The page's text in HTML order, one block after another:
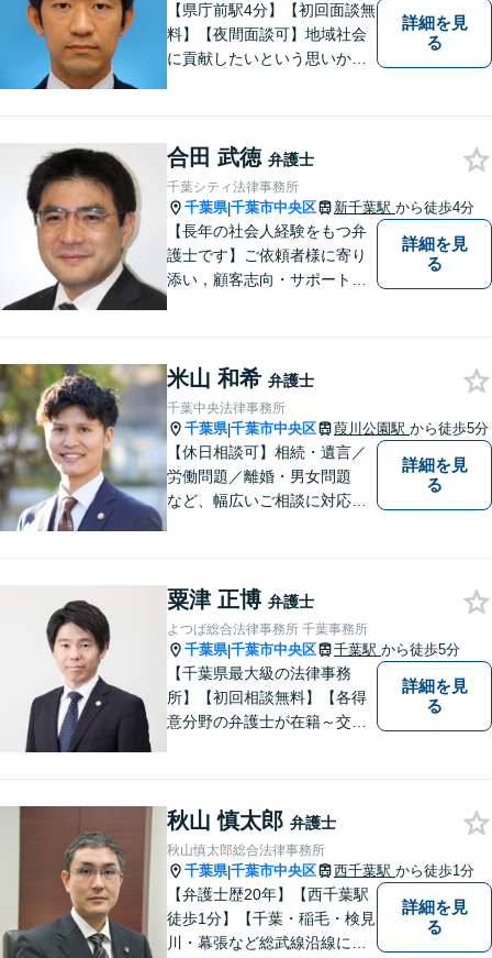
【県庁前駅4分】【初回面談無
料】【夜間面談可】地域社会
に貢献したいという思いか
ラブルから取引・契約上の紛
争、交通事故や刑事事件の支
援まで、多様なご相談を承っ
ております。
詳細を見
る
合田 武徳 弁護士
千葉シティ法律事務所
千葉県|千葉市中央区 新千葉駅 から徒歩4分
【長年の社会人経験をもつ弁
護士です】ご依頼者様に寄り
添い，顧客志向・サポート精
応】ご相談者様の精神的負担
を軽減することも重視してい
る弁護士です。【千葉駅徒歩
７分】
詳細を見
る
米山 和希 弁護士
千葉中央法律事務所
千葉県|千葉市中央区 葭川公園駅 から徒歩5分
【休日相談可】相続・遺言／
労働問題／離婚・男女問題
など、幅広いご相談に対応。
な内容の紛争も、事務所一丸
となり解決までサポート【葭
川公園駅5分】
詳細を見
る
粟津 正博 弁護士
よつば総合法律事務所 千葉事務所
千葉県|千葉市中央区 千葉駅 から徒歩5分
【千葉県最大級の法律事務
所】【初回相談無料】【各得
意分野の弁護士が在籍～交通
詳細を見
る
秋山 慎太郎 弁護士
秋山慎太郎総合法律事務所
千葉県|千葉市中央区 西千葉駅 から徒歩1分
【弁護士歴20年】【西千葉駅
徒歩1分】【千葉・稲毛・検見
川・幕張など総武線沿線にお
詳細を見
る